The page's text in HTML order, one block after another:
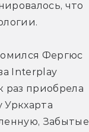
что
Фергюс
Interplay
раз приобрела
Уркхарта
Забытые